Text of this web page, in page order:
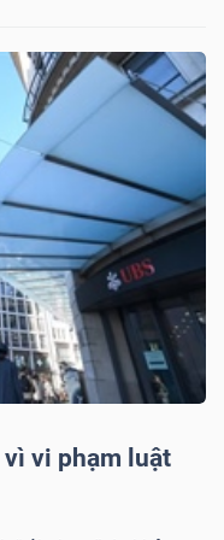
vì vi phạm luật